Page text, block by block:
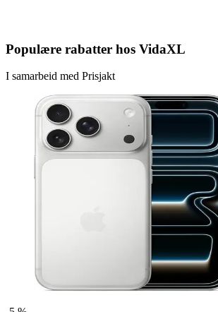
Populære rabatter hos VidaXL
I samarbeid med Prisjakt